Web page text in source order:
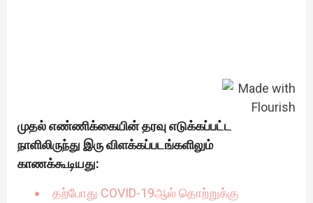
முதல் எண்ணிக்கையின் தரவு எடுக்கப்பட்ட
நாளிலிருந்து இரு விளக்கப்படங்களிலும்
காணக்கூடியது:
தற்போது COVID-19ஆல் தொற்றுக்கு